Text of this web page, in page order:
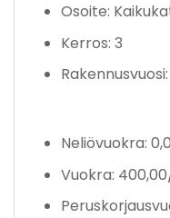
Osoite:
Kerros: 3
Rakennusvuosi:
Neliövuokra:
Vuokra: